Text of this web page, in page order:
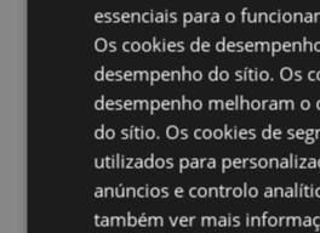
de Man (Reino Unido), Itália
do Canal), Kosovo, Letônia,
Luxemburgo, Macedônia do
(Portugal), Malta, Martinica,
Montenegro, Países Baixos,
Portugal (Continental),
Martinho (parte francesa),
Eslováquia, Eslovênia,
essenciais para o
Os cookies de
desempenho do sítio. Os
desempenho melhoram o
do sítio. Os cookies de
utilizados para
anúncios e controlo
também ver mais